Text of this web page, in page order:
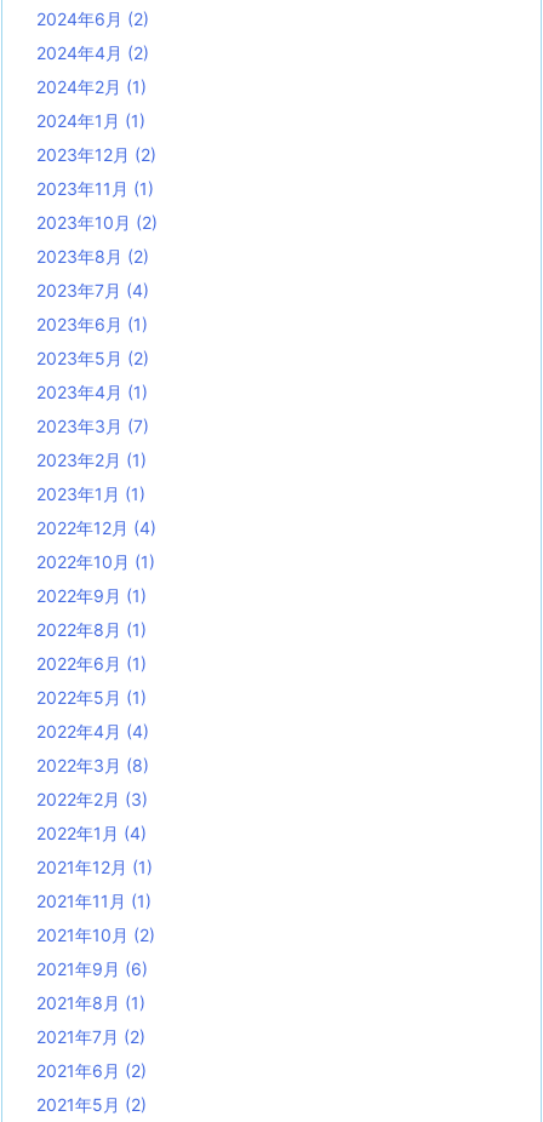
2024年6月 (2)
2024年4月 (2)
2024年2月 (1)
2024年1月 (1)
2023年12月 (2)
2023年11月 (1)
2023年10月 (2)
2023年8月 (2)
2023年7月 (4)
2023年6月 (1)
2023年5月 (2)
2023年4月 (1)
2023年3月 (7)
2023年2月 (1)
2023年1月 (1)
2022年12月 (4)
2022年10月 (1)
2022年9月 (1)
2022年8月 (1)
2022年6月 (1)
2022年5月 (1)
2022年4月 (4)
2022年3月 (8)
2022年2月 (3)
2022年1月 (4)
2021年12月 (1)
2021年11月 (1)
2021年10月 (2)
2021年9月 (6)
2021年8月 (1)
2021年7月 (2)
2021年6月 (2)
2021年5月 (2)